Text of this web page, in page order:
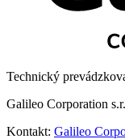
Technický
Galileo Corporation
Kontakt: Galileo